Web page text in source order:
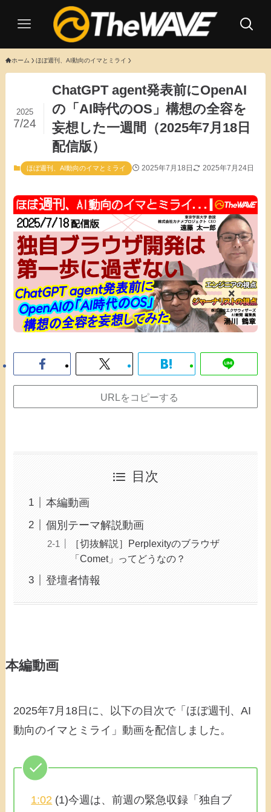
ホーム ほぼ週刊、AI動向のイマとミライ
ChatGPT agent発表前にOpenAI
の「AI時代のOS」構想の全容を
妄想した一週間（2025年7月18日
配信版）
2025
7/24
ほぼ週刊、AI動向のイマとミライ 2025年7月18日 2025年7月24日
URLをコピーする
目次
本編動画
個別テーマ解説動画
［切抜解説］Perplexityのブラウザ
「Comet」ってどうなの？
登壇者情報
本編動画
2025年7月18日に、以下の目次で「ほぼ週刊、AI
動向のイマとミライ」動画を配信しました。
1:02 (1)今週は、前週の緊急収録「独自ブ